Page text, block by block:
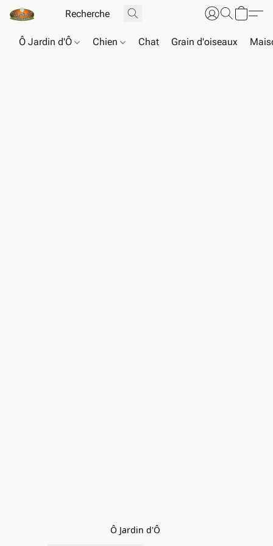
Ô Jardin d'Ô Chien Chat Grain d'oiseaux
Ô Jardin d'Ô